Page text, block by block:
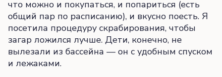
что можно и покупаться, и попариться (есть
общий пар по расписанию), и вкусно поесть. Я
посетила процедуру скрабирования, чтобы
загар ложился лучше. Дети, конечно, не
вылезали из бассейна — он с удобным спуском
и лежаками.